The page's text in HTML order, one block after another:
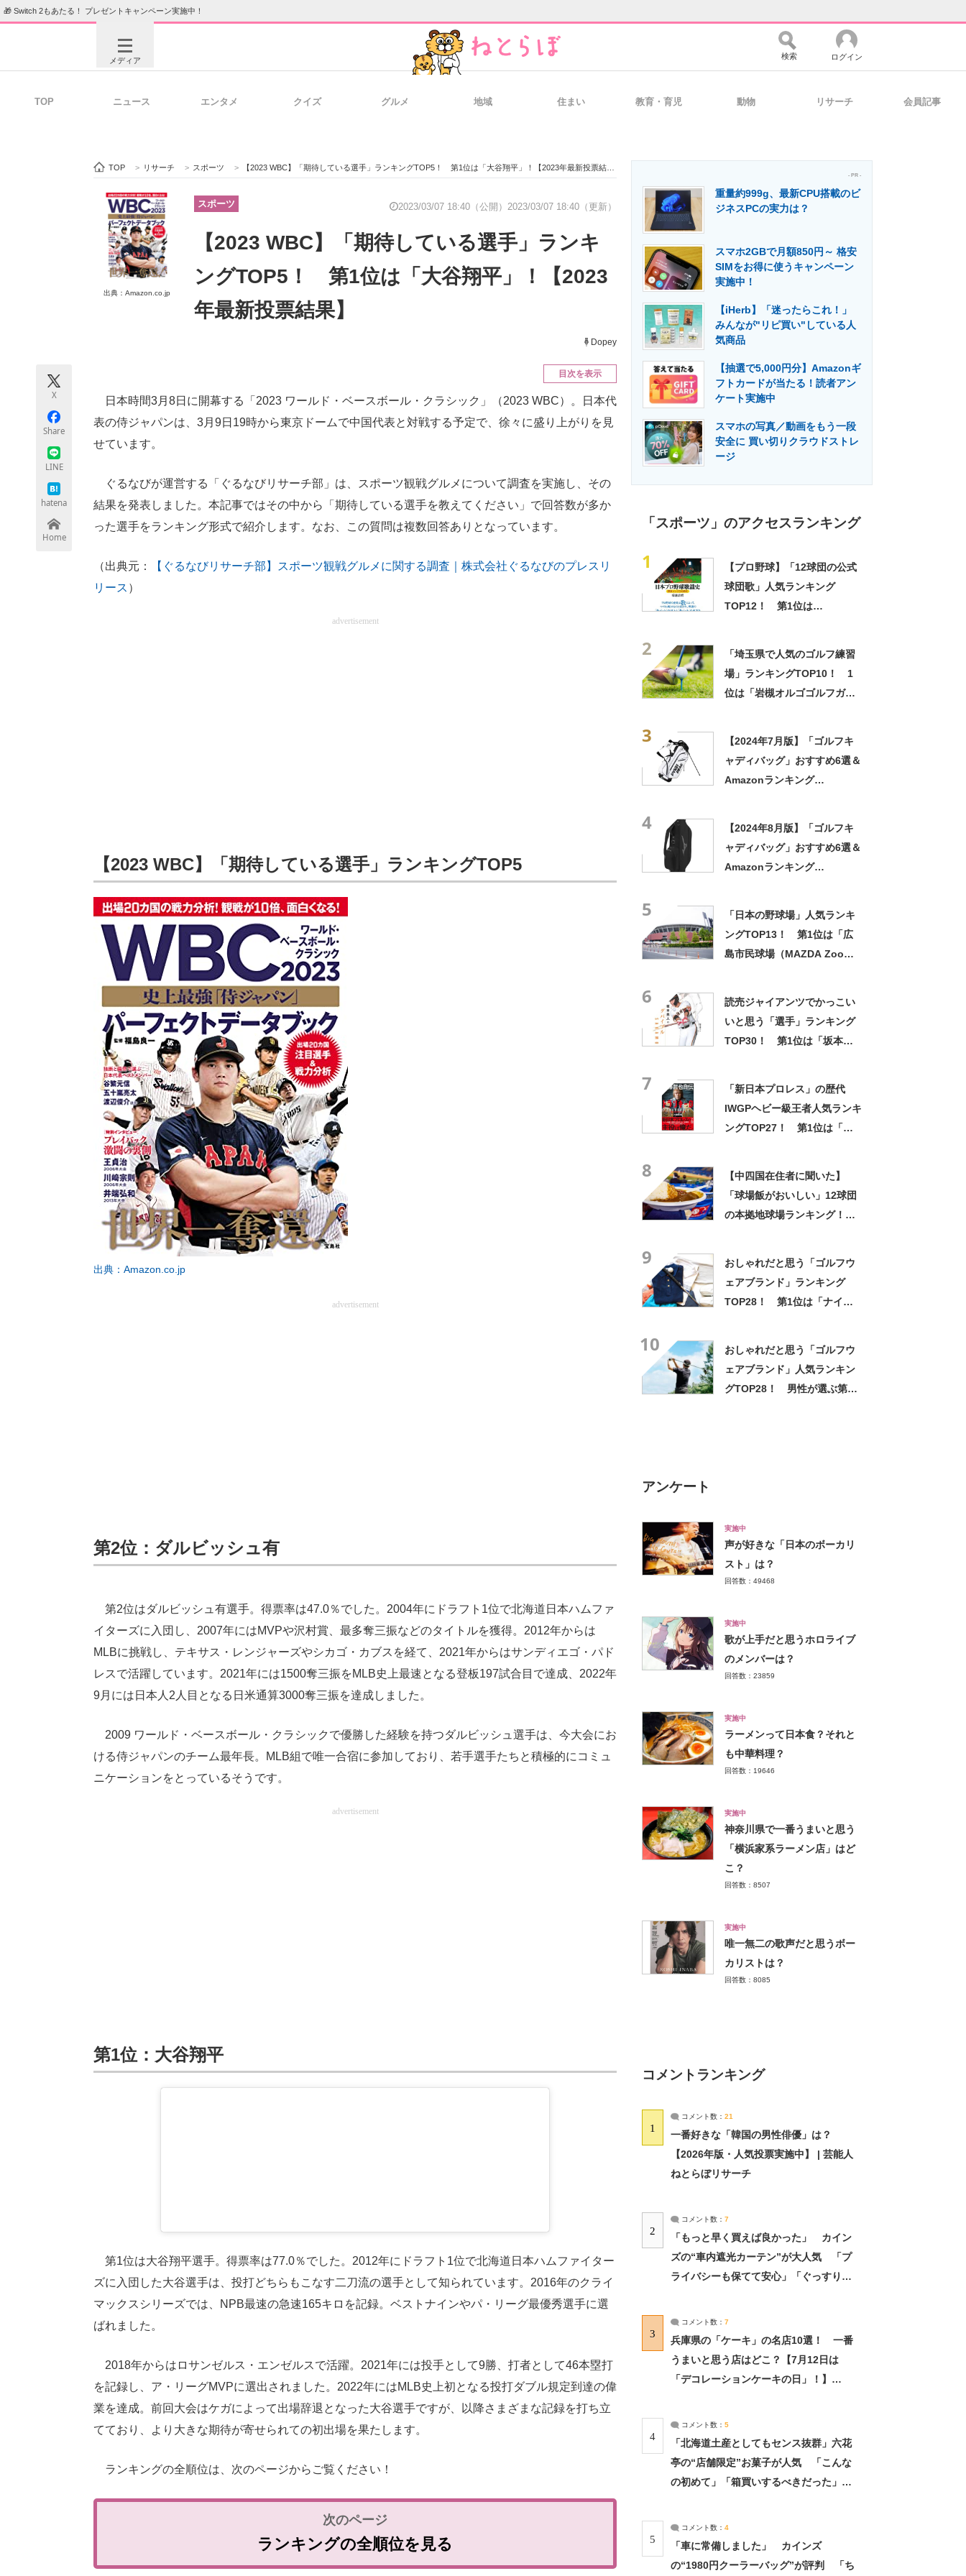
🎁 Switch 2もあたる！ プレゼントキャンペーン実施中！
メディア
ビジネスと働き方のヒント 経営リーダーのコミュニティ マーケ×ITの今がよく分かる
ITエンジニア向け専門サイト IT製品の技術・比較・事例 製造業のIT導入・活用を支援
エネルギーの専門メディア 建設×テクノロジーの最前線
ちょっと気になるネットの話題
検索 ログイン
TOP ニュース エンタメ クイズ グルメ 地域 住まい 教育・育児 動物 リサーチ 会員記事
TOP > リサーチ > スポーツ > 【2023 WBC】「期待している選手」ランキングTOP5！ 第1位は「大谷翔平」！【2023年最新投票結果】
出典：Amazon.co.jp
スポーツ 2023/03/07 18:40（公開） 2023/03/07 18:40（更新）
【2023 WBC】「期待している選手」ランキ
ングTOP5！ 第1位は「大谷翔平」！【2023
年最新投票結果】
Dopey
X
Share
LINE
hatena
Home
目次を表示
日本時間3月8日に開幕する「2023 ワールド・ベースボール・クラシック」（2023 WBC）。日本代
表の侍ジャパンは、3月9日19時から東京ドームで中国代表と対戦する予定で、徐々に盛り上がりを見
せています。
ぐるなびが運営する「ぐるなびリサーチ部」は、スポーツ観戦グルメについて調査を実施し、その
結果を発表しました。本記事ではその中から「期待している選手を教えてください」で回答数が多か
った選手をランキング形式で紹介します。なお、この質問は複数回答ありとなっています。
（出典元：
【ぐるなびリサーチ部】スポーツ観戦グルメに関する調査｜株式会社ぐるなびのプレスリ
リース ）
advertisement
【2023 WBC】「期待している選手」ランキングTOP5
出典：Amazon.co.jp
advertisement
第2位：ダルビッシュ有
第2位はダルビッシュ有選手。得票率は47.0％でした。2004年にドラフト1位で北海道日本ハムファ
イターズに入団し、2007年にはMVPや沢村賞、最多奪三振などのタイトルを獲得。2012年からは
MLBに挑戦し、テキサス・レンジャーズやシカゴ・カブスを経て、2021年からはサンディエゴ・パド
レスで活躍しています。2021年には1500奪三振をMLB史上最速となる登板197試合目で達成、2022年
9月には日本人2人目となる日米通算3000奪三振を達成しました。
2009 ワールド・ベースボール・クラシックで優勝した経験を持つダルビッシュ選手は、今大会にお
ける侍ジャパンのチーム最年長。MLB組で唯一合宿に参加しており、若手選手たちと積極的にコミュ
ニケーションをとっているそうです。
advertisement
第1位：大谷翔平
第1位は大谷翔平選手。得票率は77.0％でした。2012年にドラフト1位で北海道日本ハムファイター
ズに入団した大谷選手は、投打どちらもこなす二刀流の選手として知られています。2016年のクライ
マックスシリーズでは、NPB最速の急速165キロを記録。ベストナインやパ・リーグ最優秀選手に選
ばれました。
2018年からはロサンゼルス・エンゼルスで活躍。2021年には投手として9勝、打者として46本塁打
を記録し、ア・リーグMVPに選出されました。2022年にはMLB史上初となる投打ダブル規定到達の偉
業を達成。前回大会はケガによって出場辞退となった大谷選手ですが、以降さまざまな記録を打ち立
てており、より大きな期待が寄せられての初出場を果たします。
ランキングの全順位は、次のページからご覧ください！
ランキングの全順位を見る
- PR -
重量約999g、最新CPU搭載のビ
ジネスPCの実力は？
スマホ2GBで月額850円～ 格安
SIMをお得に使うキャンペーン
実施中！
【iHerb】「迷ったらこれ！」
みんなが"リピ買い"している人
気商品
【抽選で5,000円分】Amazonギ
フトカードが当たる！読者アン
ケート実施中
スマホの写真／動画をもう一段
安全に 買い切りクラウドストレ
ージ
「スポーツ」のアクセスランキング
1
【プロ野球】「12球団の公式
球団歌」人気ランキング
TOP12！ 第1位は
2
「埼玉県で人気のゴルフ練習
場」ランキングTOP10！ 1
位は「岩槻オルゴゴルフガー
3
【2024年7月版】「ゴルフキ
ャディバッグ」おすすめ6選＆
Amazonランキング
4
【2024年8月版】「ゴルフキ
ャディバッグ」おすすめ6選＆
Amazonランキング
5
「日本の野球場」人気ランキ
ングTOP13！ 第1位は「広
島市民球場（MAZDA Zoom‐
6
読売ジャイアンツでかっこい
いと思う「選手」ランキング
TOP30！ 第1位は「坂本勇
7
「新日本プロレス」の歴代
IWGPヘビー級王者人気ランキ
ングTOP27！ 第1位は「内
8
【中四国在住者に聞いた】
「球場飯がおいしい」12球団
の本拠地球場ランキング！
9
おしゃれだと思う「ゴルフウ
ェアブランド」ランキング
TOP28！ 第1位は「ナイ
10
おしゃれだと思う「ゴルフウ
ェアブランド」人気ランキン
グTOP28！ 男性が選ぶ第1
アンケート
実施中
声が好きな「日本のボーカリ
スト」は？
回答数：49468
実施中
歌が上手だと思うホロライブ
のメンバーは？
回答数：23859
実施中
ラーメンって日本食？それと
も中華料理？
回答数：19646
実施中
神奈川県で一番うまいと思う
「横浜家系ラーメン店」はど
こ？
回答数：8507
実施中
唯一無二の歌声だと思うボー
カリストは？
回答数：8085
コメントランキング
1
コメント数： 21
一番好きな「韓国の男性俳優」は？
【2026年版・人気投票実施中】 | 芸能人
ねとらぼリサーチ
2
コメント数： 7
「もっと早く買えば良かった」 カイン
ズの“車内遮光カーテン”が大人気 「プ
ライバシーも保てて安心」「ぐっすり眠
3
コメント数： 7
兵庫県の「ケーキ」の名店10選！ 一番
うまいと思う店はどこ？【7月12日は
「デコレーションケーキの日」！】
4
コメント数： 5
「北海道土産としてもセンス抜群」六花
亭の“店舗限定”お菓子が人気 「こんな
の初めて」「箱買いするべきだった」
5
コメント数： 4
「車に常備しました」 カインズ
の“1980円クーラーバッグ”が評判 「ち